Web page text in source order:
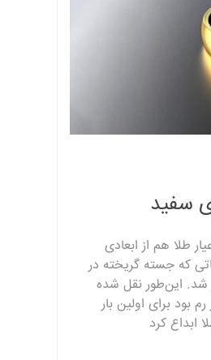
سفید
طلا هم از ابعادی
که جسته گریخته در
شد. این‌طور نقل شده
بود برای اولین بار
ابداع کرد